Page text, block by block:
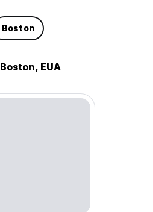
Boston
Boston, EUA